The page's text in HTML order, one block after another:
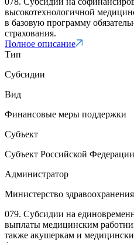
высокотехнологичной
в базовую программу
страхования.
Полное описание
Тип
Субсидии
Вид
Финансовые меры поддержки
Субъект
Субъект Российской Федерации
Администратор
Министерство здравоохранения
079. Субсидии на
выплаты медицинским
также акушеркам и